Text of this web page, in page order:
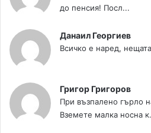
до пенсия! Посл...
Данаил Георгиев
Всичко е наред,
Григор Григоров
При възпалено гърло
Вземете малка носна